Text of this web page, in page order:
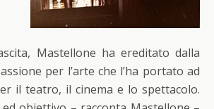
Mastellone ha ereditato dalla
per l’arte che l’ha portato ad
il teatro, il cinema e lo spettacolo.